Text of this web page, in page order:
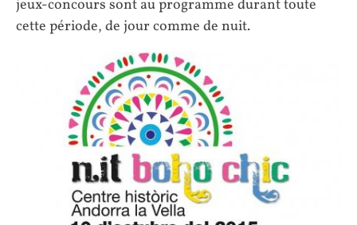
jeux-concours sont au programme durant toute
cette période, de jour comme de nuit.